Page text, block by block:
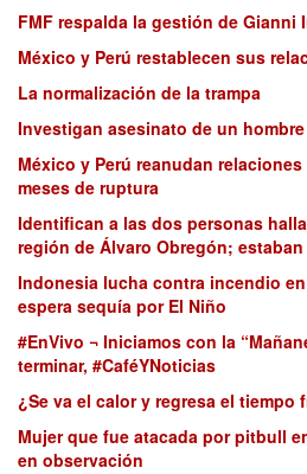
FMF respalda la gestión de Gianni
México y Perú restablecen sus
La normalización de la trampa
Investigan asesinato de un
México y Perú reanudan
meses de ruptura
Identifican a las dos personas
región de Álvaro Obregón;
Indonesia lucha contra incendio
espera sequía por El Niño
#EnVivo ¬ Iniciamos con la
terminar, #CaféYNoticias
¿Se va el calor y regresa el tiempo
Mujer que fue atacada por pitbull
en observación